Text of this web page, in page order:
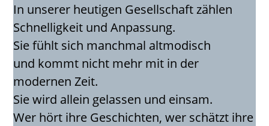
In unserer heutigen Gesellschaft zählen
Schnelligkeit und Anpassung.
Sie fühlt sich manchmal altmodisch
und kommt nicht mehr mit in der
modernen Zeit.
Sie wird allein gelassen und einsam.
Wer hört ihre Geschichten, wer schätzt ihre